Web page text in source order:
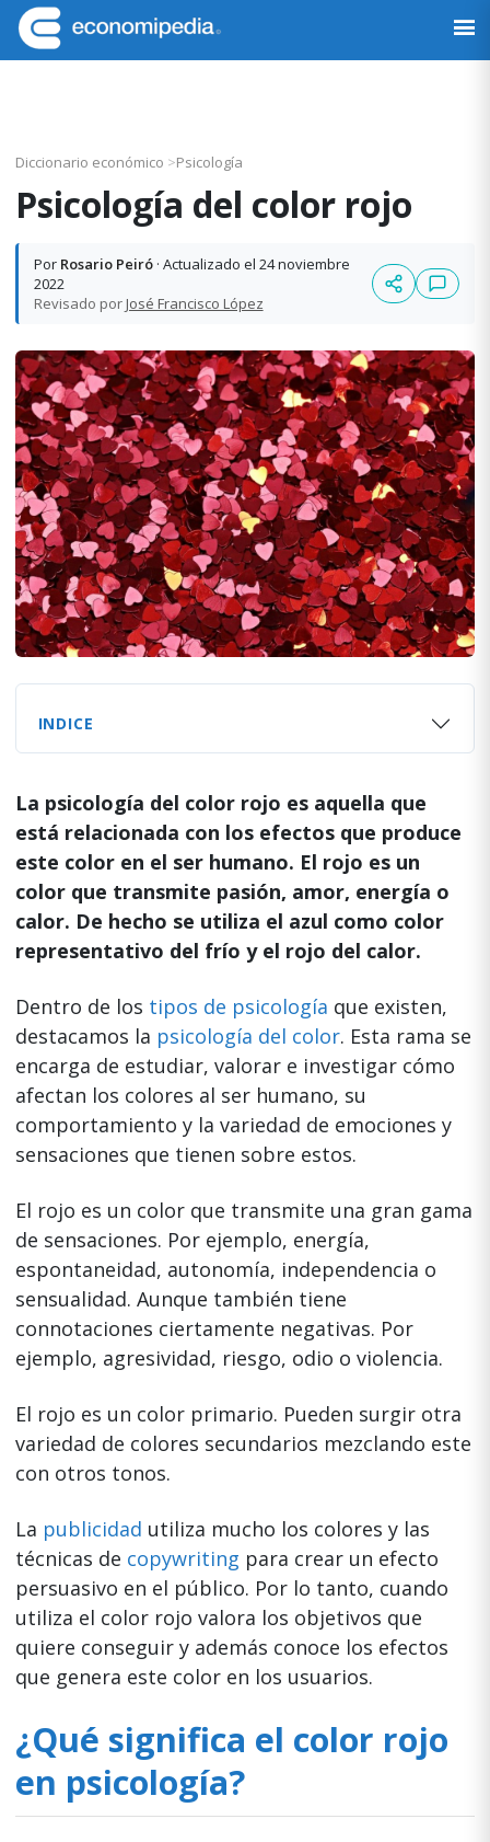
Saltar
a
la
Saltar
al
contenido
Saltar
a
la
Saltar
al
pie
Economipedia
Haciendo
Diccionario económico >Psicología
Psicología del color rojo
Por Rosario Peiró· Actualizado el 24 noviembre
2022
Revisado porJosé Francisco López
INDICE
La psicología del color rojo es aquella que
está relacionada con los efectos que produce
este color en el ser humano. El rojo es un
color que transmite pasión, amor, energía o
calor. De hecho se utiliza el azul como color
representativo del frío y el rojo del calor.
Dentro de los tipos de psicología que existen,
destacamos la psicología del color. Esta rama se
encarga de estudiar, valorar e investigar cómo
afectan los colores al ser humano, su
comportamiento y la variedad de emociones y
sensaciones que tienen sobre estos.
El rojo es un color que transmite una gran gama
de sensaciones. Por ejemplo, energía,
espontaneidad, autonomía, independencia o
sensualidad. Aunque también tiene
connotaciones ciertamente negativas. Por
ejemplo, agresividad, riesgo, odio o violencia.
El rojo es un color primario. Pueden surgir otra
variedad de colores secundarios mezclando este
con otros tonos.
La publicidad utiliza mucho los colores y las
técnicas de copywriting para crear un efecto
persuasivo en el público. Por lo tanto, cuando
utiliza el color rojo valora los objetivos que
quiere conseguir y además conoce los efectos
que genera este color en los usuarios.
¿Qué significa el color rojo
en psicología?